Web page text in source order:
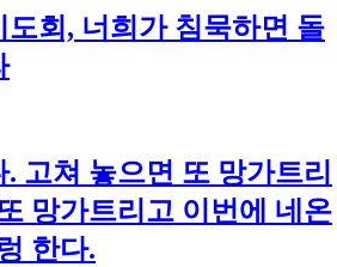
회, 너희가 침묵하면 돌
고쳐 놓으면 또 망가트리
망가트리고 이번에 네온
한다.